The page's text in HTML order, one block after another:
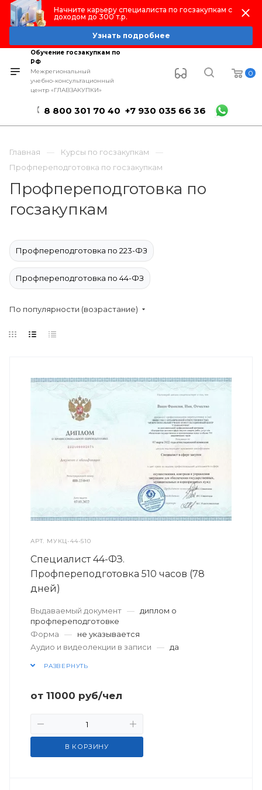
Начните карьеру специалиста по госзакупкам с
доходом до 300 т.р.
Узнать подробнее
Обучение госзакупкам по
РФ
Межрегиональный
учебно-консультационный
центр «ГЛАВЗАКУПКИ»
0
8 800 301 70 40 +7 930 035 66 36
Главная
Курсы по госзакупкам
Профпереподготовка по госзакупкам
Профпереподготовка по
госзакупкам
Профпереподготовка по 223-ФЗ
Профпереподготовка по 44-ФЗ
По популярности (возрастание)
АРТ. МУКЦ-44-510
Специалист 44-ФЗ.
Профпереподготовка 510 часов (78
дней)
Выдаваемый документ —
диплом о
профпереподготовке
Форма
—
не указывается
Аудио и видеолекции в записи
— да
РАЗВЕРНУТЬ
от 11000 руб/чел
В КОРЗИНУ